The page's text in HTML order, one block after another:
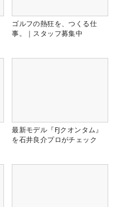
ゴルフの熱狂を、つくる仕
事。｜スタッフ募集中
最新モデル『FJクオンタム』
を石井良介プロがチェック